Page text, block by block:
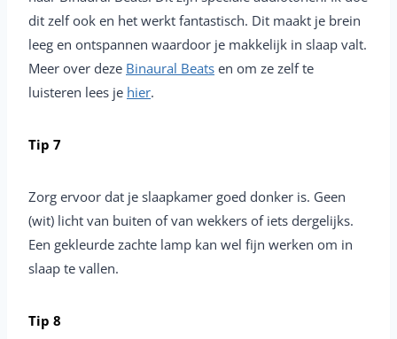
dit zelf ook en het werkt fantastisch. Dit maakt je brein
leeg en ontspannen waardoor je makkelijk in slaap valt.
Meer over deze Binaural Beats en om ze zelf te
luisteren lees je hier.
Tip 7
Zorg ervoor dat je slaapkamer goed donker is. Geen
(wit) licht van buiten of van wekkers of iets dergelijks.
Een gekleurde zachte lamp kan wel fijn werken om in
slaap te vallen.
Tip 8